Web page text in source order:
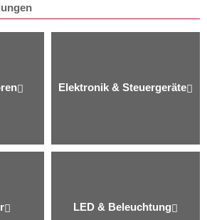
Elektronik & Steuergeräte
LED & Beleuchtung